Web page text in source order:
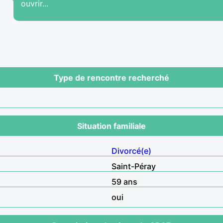
ouvrir...
Type de rencontre recherché
Situation familiale
Divorcé(e)
Saint-Péray
59 ans
oui